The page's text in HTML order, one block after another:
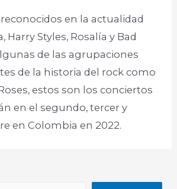
en la actualidad
Harry Styles, Rosalía y Bad
de las agrupaciones
de la historia del rock como
estos son los conciertos
en el segundo, tercer y
en Colombia en 2022.